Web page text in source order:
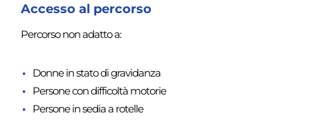
Accesso al percorso
Percorso non adatto a:
Donne in stato di gravidanza
Persone con difficoltà motorie
Persone in sedia a rotelle